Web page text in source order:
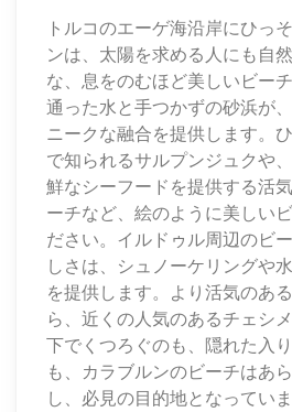
トルコのエーゲ海沿岸にひっ
ンは、太陽を求める人にも自
な、息をのむほど美しいビー
通った水と手つかずの砂浜が
ニークな融合を提供します。
で知られるサルプンジュクや
鮮なシーフードを提供する活
ーチなど、絵のように美しい
ださい。イルドゥル周辺のビ
しさは、シュノーケリングや
を提供します。より活気のあ
ら、近くの人気のあるチェシ
下でくつろぐのも、隠れた入
も、カラブルンのビーチはあ
し、必見の目的地となっていま